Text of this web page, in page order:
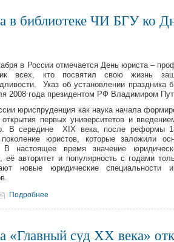
в библиотеке ЧИ БГУ ко
в России отмечается День юриста –
всех, кто посвятил свою жизнь
Указ об установлении праздника
2008 года президентом РФ Владимиром
юриспруденция как наука начала
первых университетов и
В середине XIX века, после реформы
юристов, которые заложили
В настоящее время значение
её авторитет и популярность с годами
новые юридические специальности
Подробнее
«Главный суд XX века»